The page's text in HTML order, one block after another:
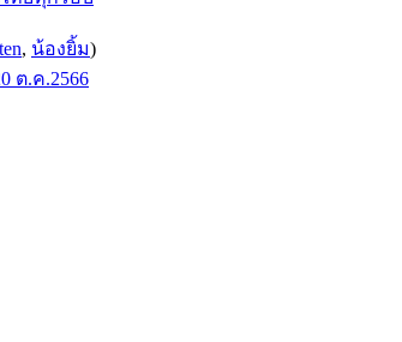
, น้องยิ้ม)
ต.ค.2566